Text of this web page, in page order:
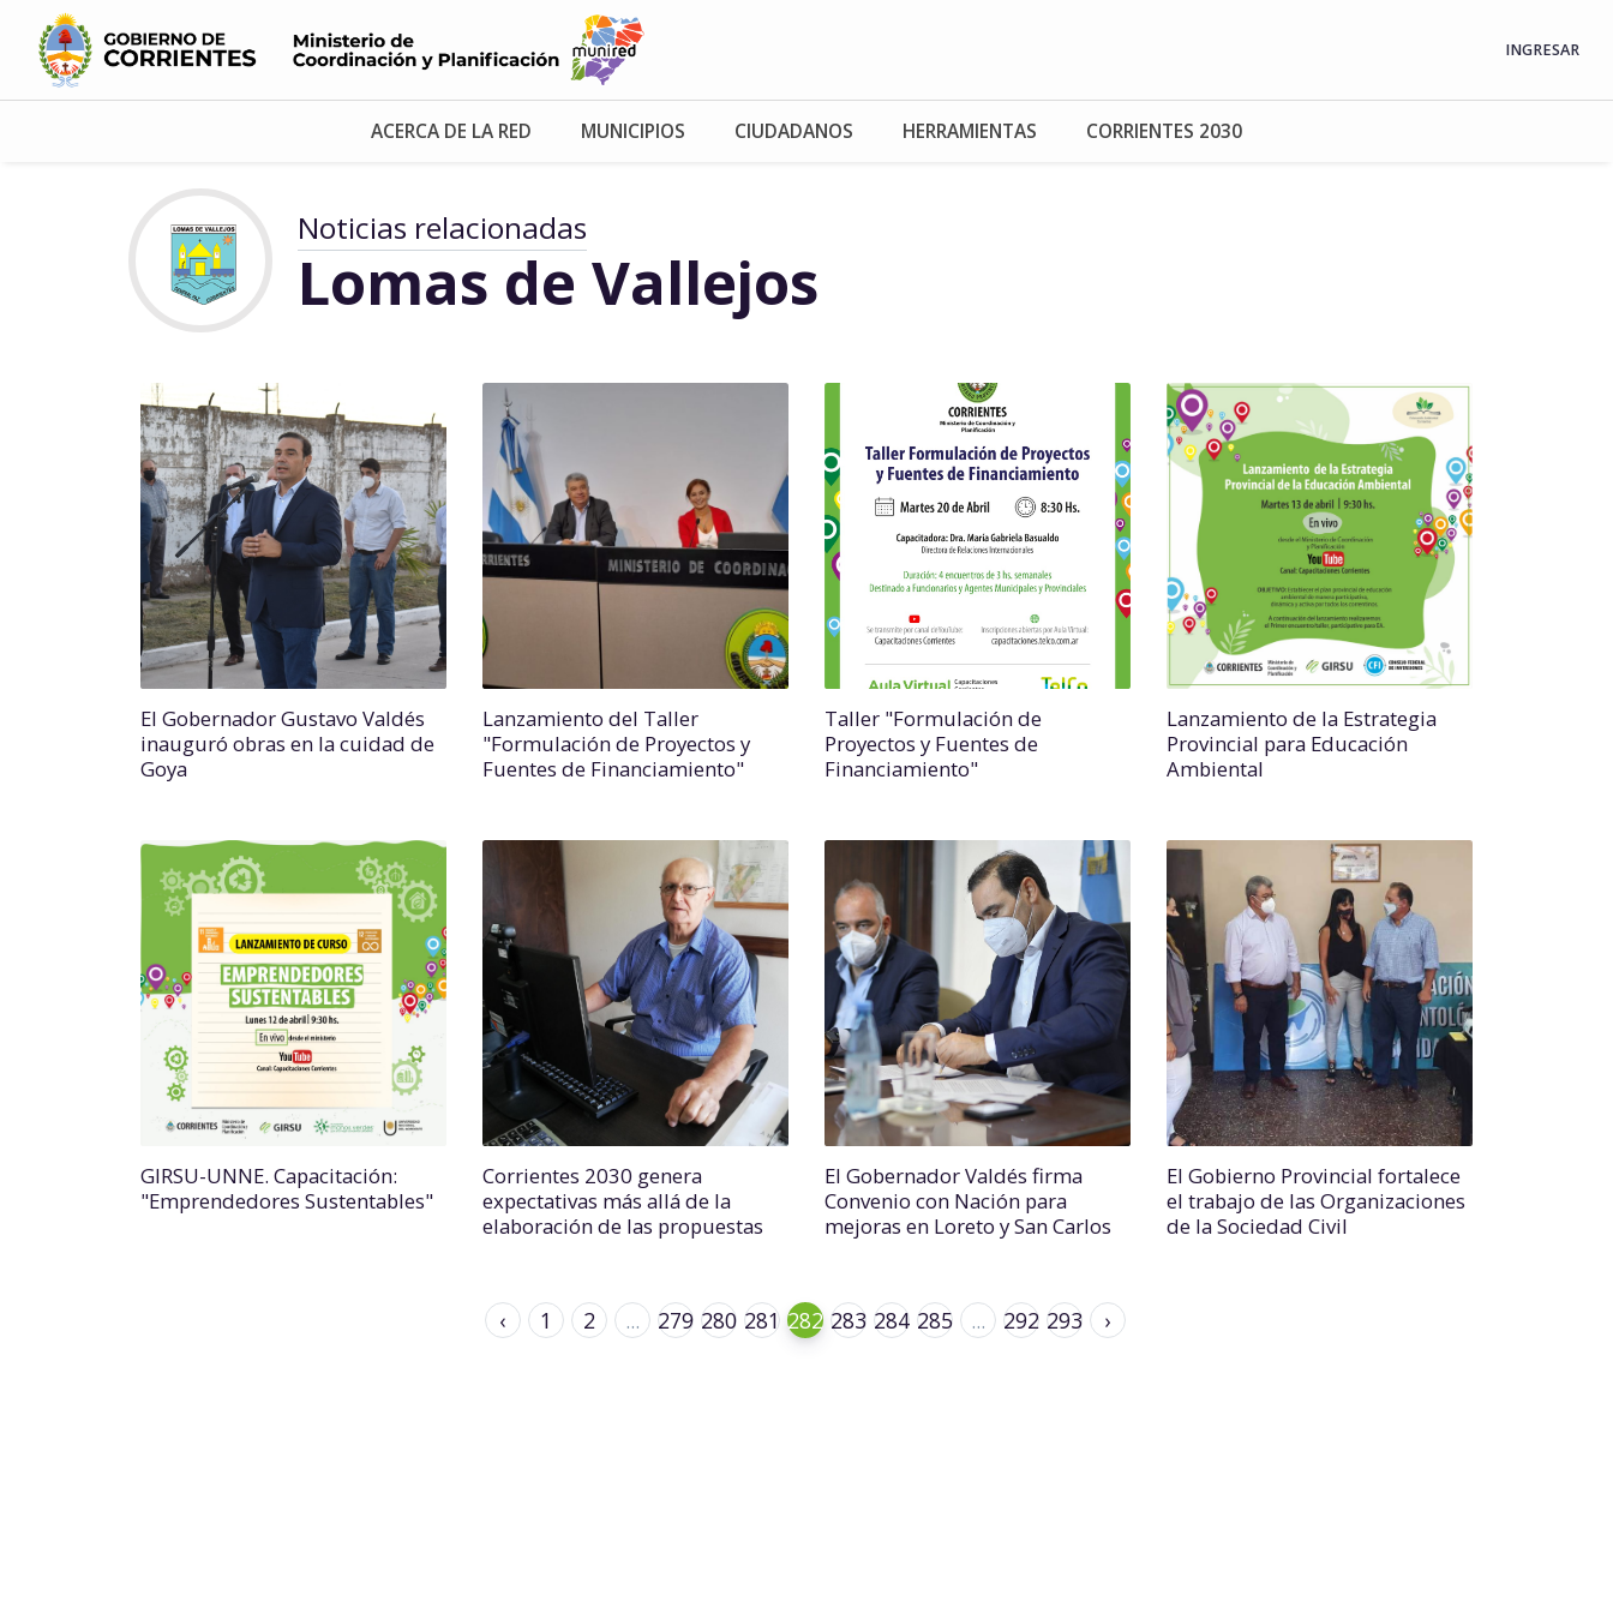
INGRESAR
ACERCA DE LA RED MUNICIPIOS CIUDADANOS HERRAMIENTAS CORRIENTES 2030
Noticias relacionadas
Lomas de Vallejos
El Gobernador Gustavo Valdés
inauguró obras en la cuidad de
Goya
Lanzamiento del Taller
"Formulación de Proyectos y
Fuentes de Financiamiento"
Taller "Formulación de
Proyectos y Fuentes de
Financiamiento"
Lanzamiento de la Estrategia
Provincial para Educación
Ambiental
GIRSU-UNNE. Capacitación:
"Emprendedores Sustentables"
Corrientes 2030 genera
expectativas más allá de la
elaboración de las propuestas
El Gobernador Valdés firma
Convenio con Nación para
mejoras en Loreto y San Carlos
El Gobierno Provincial fortalece
el trabajo de las Organizaciones
de la Sociedad Civil
‹ 1 2 ... 279 280 281 282 283 284 285 ... 292 293 ›